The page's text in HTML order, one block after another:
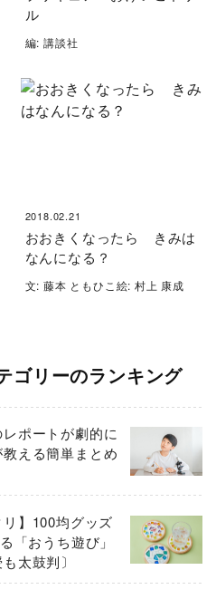
ル
編: 講談社
2018.02.21
おおきくなったら きみは
なんになる？
文: 藤本 ともひこ絵: 村上 康成
ゴリーのランキング
レポートが劇的に
える簡単まとめ
リ】100均グッズ
「おうち遊び」
太鼓判〕